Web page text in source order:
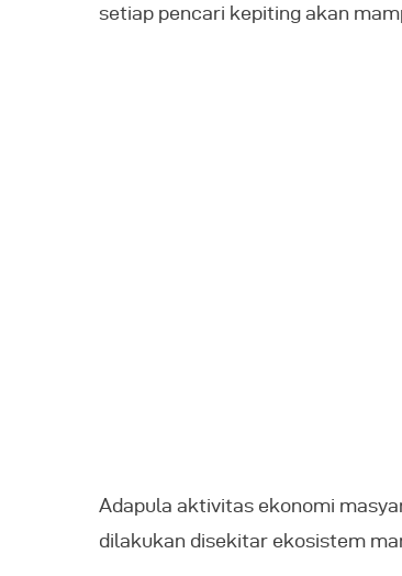
setiap pencari kepiting akan
Adapula aktivitas ekonomi
dilakukan disekitar ekosistem